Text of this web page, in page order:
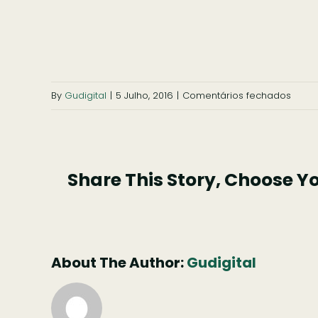
By Gudigital | 5 Julho, 2016 | Comentários fechados
1
Share This Story, Choose
About The Author:Gudigital